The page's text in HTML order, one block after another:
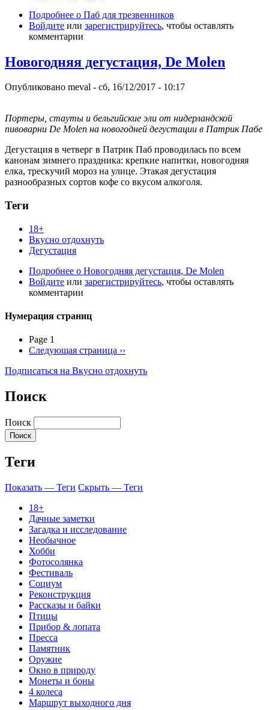
Подробнее о Паб для трезвенников
Войдите или зарегистрируйтесь, чтобы оставлять
комментарии
Новогодняя дегустация, De Molen
Опубликовано meval - сб, 16/12/2017 - 10:17
Портеры, стауты и бельгийские эли от нидерландской
пивоварни De Molen на новогодней дегустации в Патрик Пабе
Дегустация в четверг в Патрик Паб проводилась по всем
канонам зимнего праздника: крепкие напитки, новогодняя
елка, трескучий мороз на улице. Этакая дегустация
разнообразных сортов кофе со вкусом алкоголя.
Теги
18+
Вкусно отдохнуть
Дегустация
Подробнее о Новогодняя дегустация, De Molen
Войдите или зарегистрируйтесь, чтобы оставлять
комментарии
Нумерация страниц
Page 1
Следующая страница ››
Подписаться на Вкусно отдохнуть
Поиск
Поиск
Теги
Показать — Теги Скрыть — Теги
18+
Дачные заметки
Загадка и исследование
Необычное
Хобби
Фотосолянка
Фестиваль
Социум
Реконструкция
Рассказы и байки
Птицы
Прибор & лопата
Пресса
Памятник
Оружие
Окно в природу
Монеты и боны
4 колеса
Маршрут выходного дня